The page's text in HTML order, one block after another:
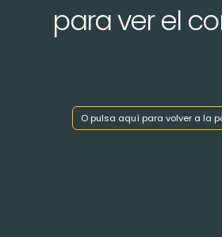
para ver el
O pulsa aquí para volver a la